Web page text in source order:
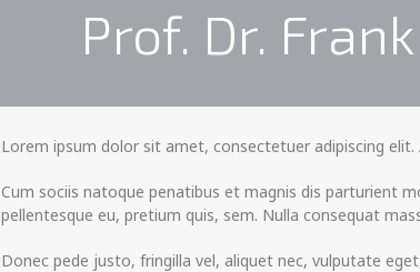
Prof. Dr.
Lorem ipsum dolor sit amet, consectetuer adipiscing
Cum sociis natoque penatibus et magnis dis parturient
pellentesque eu, pretium quis, sem. Nulla consequat
Donec pede justo, fringilla vel, aliquet nec, vulputate